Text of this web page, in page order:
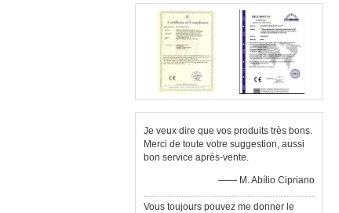
Je veux dire que vos produits très bons.
Merci de toute votre suggestion, aussi
bon service après-vente.
—— M. Abílio Cipriano
Vous toujours pouvez me donner le